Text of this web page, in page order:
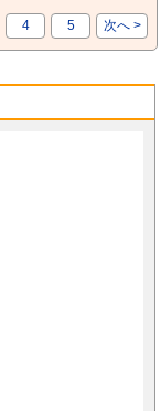
4 5 次へ >